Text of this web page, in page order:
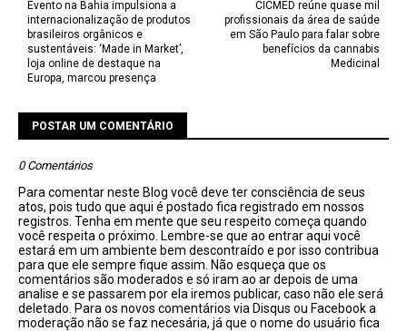
CICMED reúne quase mil
profissionais da área de saúde
em São Paulo para falar sobre
benefícios da cannabis
Medicinal
Evento na Bahia impulsiona a
internacionalização de produtos
brasileiros orgânicos e
sustentáveis: ‘Made in Market’,
loja online de destaque na
Europa, marcou presença
POSTAR UM COMENTÁRIO
0 Comentários
Para comentar neste Blog você deve ter consciência de seus
atos, pois tudo que aqui é postado fica registrado em nossos
registros. Tenha em mente que seu respeito começa quando
você respeita o próximo. Lembre-se que ao entrar aqui você
estará em um ambiente bem descontraído e por isso contribua
para que ele sempre fique assim. Não esqueça que os
comentários são moderados e só iram ao ar depois de uma
analise e se passarem por ela iremos publicar, caso não ele será
deletado. Para os novos comentários via Disqus ou Facebook a
moderação não se faz necesária, já que o nome do usuário fica